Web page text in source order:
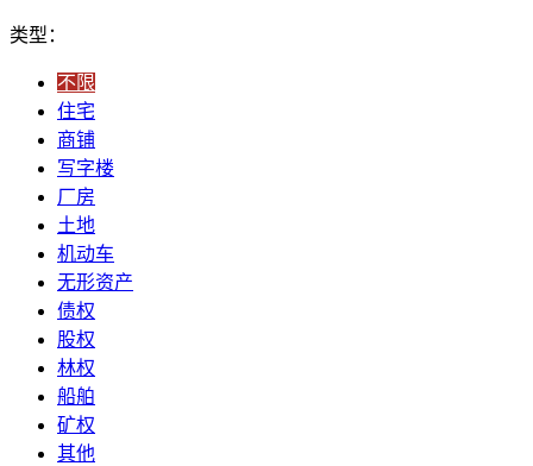
类型：
不限
住宅
商铺
写字楼
厂房
土地
机动车
无形资产
债权
股权
林权
船舶
矿权
其他